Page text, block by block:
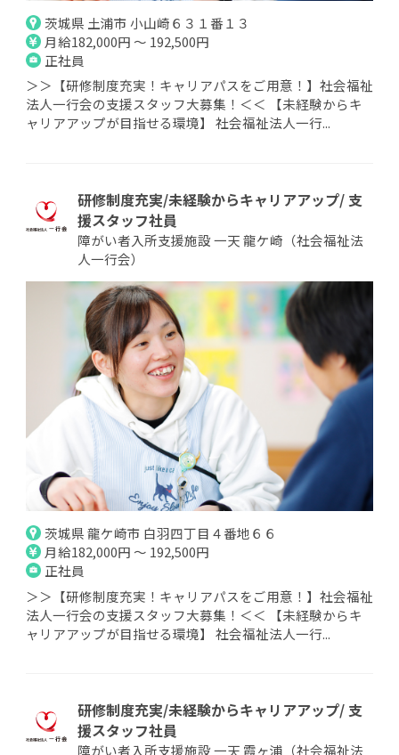
茨城県 土浦市 小山崎６３１番１３
月給182,000円 ～ 192,500円
正社員
＞＞【研修制度充実！キャリアパスをご用意！】社会福祉
法人一行会の支援スタッフ大募集！＜＜ 【未経験からキ
ャリアアップが目指せる環境】 社会福祉法人一行...
研修制度充実/未経験からキャリアアップ/ 支
援スタッフ社員
障がい者入所支援施設 一天 龍ケ崎（社会福祉法
人一行会）
茨城県 龍ケ崎市 白羽四丁目４番地６６
月給182,000円 ～ 192,500円
正社員
＞＞【研修制度充実！キャリアパスをご用意！】社会福祉
法人一行会の支援スタッフ大募集！＜＜ 【未経験からキ
ャリアアップが目指せる環境】 社会福祉法人一行...
研修制度充実/未経験からキャリアアップ/ 支
援スタッフ社員
障がい者入所支援施設 一天 霞ヶ浦（社会福祉法